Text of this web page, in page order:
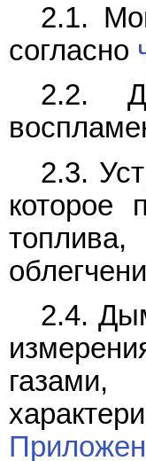
2.1.
согласно
2.2.
2.3.
которое
2.4.